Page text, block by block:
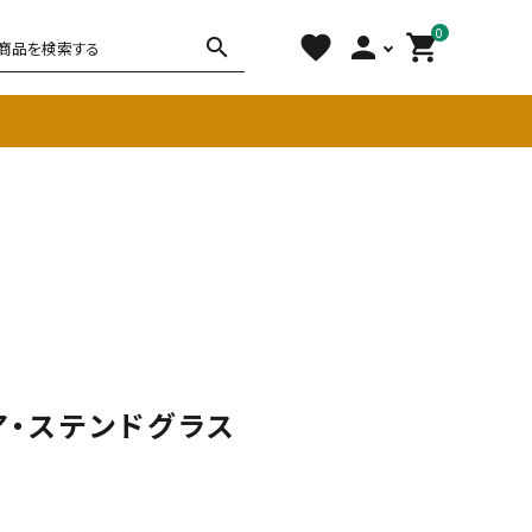
search favorite person 0
shopping_cart
ステンドグラス